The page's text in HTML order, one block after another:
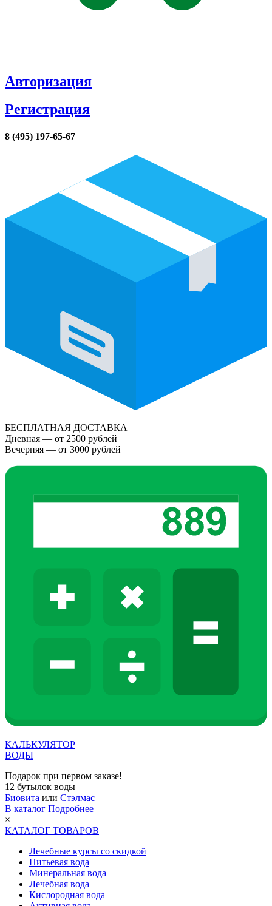
Авторизация
Регистрация
8 (495) 197-65-67
БЕСПЛАТНАЯ ДОСТАВКА
Дневная — от 2500 рублей
Вечерняя — от 3000 рублей
КАЛЬКУЛЯТОР
ВОДЫ
Подарок при первом заказе!
12 бутылок воды
Биовита или Стэлмас
В каталог Подробнее
×
КАТАЛОГ ТОВАРОВ
Лечебные курсы со скидкой
Питьевая вода
Минеральная вода
Лечебная вода
Кислородная вода